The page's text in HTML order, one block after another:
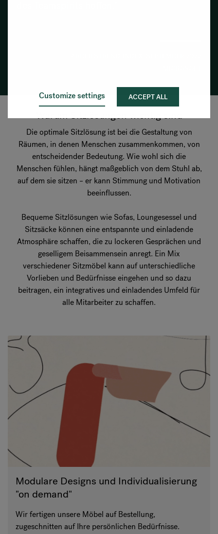
Customize settings ACCEPT ALL
Warum Sitzlösungen wichtig sind
Die optimale Sitzlösung ist bei die Gestaltung von
Räumen, in denen Menschen zusammenkommen, von
entscheidender Bedeutung. Wie wohl sich die
Menschen fühlen, hängt maßgeblich von dem Stuhl ab,
auf dem sie sitzen – er kann Stimmung und Motivation
beeinflussen.
Bequeme Sitzlösungen wie Sofas, Loungesessel und
Sitzsäcke können eine entspannte und einladende
Atmosphäre schaffen, die zu lockeren Gesprächen und
geselligem Beisammensein anregt. Ein Mix
verschiedener Sitzmöbel kann auf unterschiedliche
Vorlieben und Bedürfnisse eingehen und so dazu
beitragen, ein integratives und einladendes Umfeld für
alle Mitarbeiter zu schaffen.
Modulare Designs und Individualisierung
"on demand"
Wir fertigen unsere Möbel auf Bestellung,
zugeschnitten auf Ihre persönlichen Bedürfnisse.